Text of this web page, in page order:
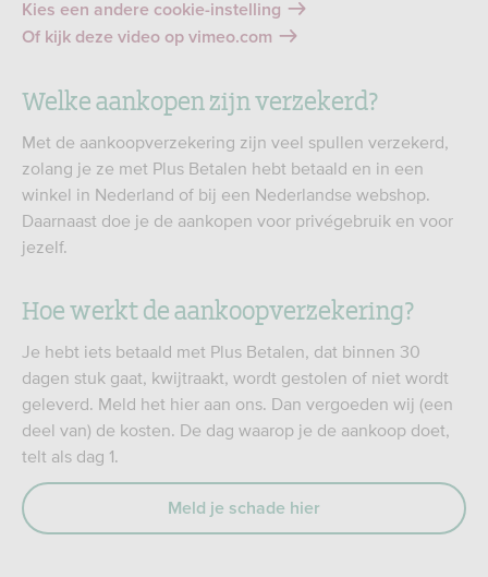
Kies een andere cookie-instelling
Of kijk deze video op vimeo.com
Welke aankopen zijn verzekerd?
Met de aankoopverzekering zijn veel spullen verzekerd,
zolang je ze met Plus Betalen hebt betaald en in een
winkel in Nederland of bij een Nederlandse webshop.
Daarnaast doe je de aankopen voor privégebruik en voor
jezelf.
Hoe werkt de aankoopverzekering?
Je hebt iets betaald met Plus Betalen, dat binnen 30
dagen stuk gaat, kwijtraakt, wordt gestolen of niet wordt
geleverd. Meld het hier aan ons. Dan vergoeden wij (een
deel van) de kosten. De dag waarop je de aankoop doet,
telt als dag 1.
Meld je schade hier